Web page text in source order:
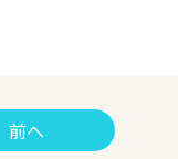
前へ